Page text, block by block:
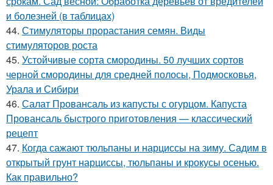
и болезней (в таблицах)
44. Стимуляторы прорастания семян. Виды
стимуляторов роста
45. Устойчивые сорта смородины. 50 лучших сортов
черной смородины для средней полосы, Подмосковья,
Урала и Сибири
46. Салат Провансаль из капусты с огурцом. Капуста
Провансаль быстрого приготовления — классический
рецепт
47. Когда сажают тюльпаны и нарциссы на зиму. Садим в
открытый грунт нарциссы, тюльпаны и крокусы осенью.
Как правильно?